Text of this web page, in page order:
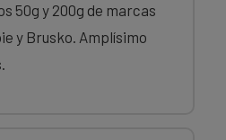
50g y 200g de marcas
y Brusko. Amplísimo